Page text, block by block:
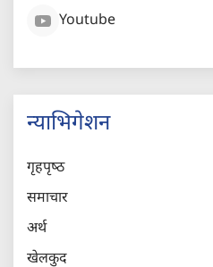
Youtube
न्याभिगेशन
गृहपृष्‍ठ
समाचार
अर्थ
खेलकुद